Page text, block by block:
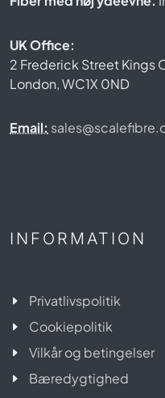
UK Office:
2 Frederick Street Kings
London, WC1X 0ND
Email:
INFORMATION
Privatlivspolitik
Cookiepolitik
Vilkår og betingelser
Bæredygtighed